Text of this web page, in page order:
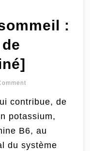
:
son
sommeil
:
Défi
contribue, de
potassium,
B6, au
du système